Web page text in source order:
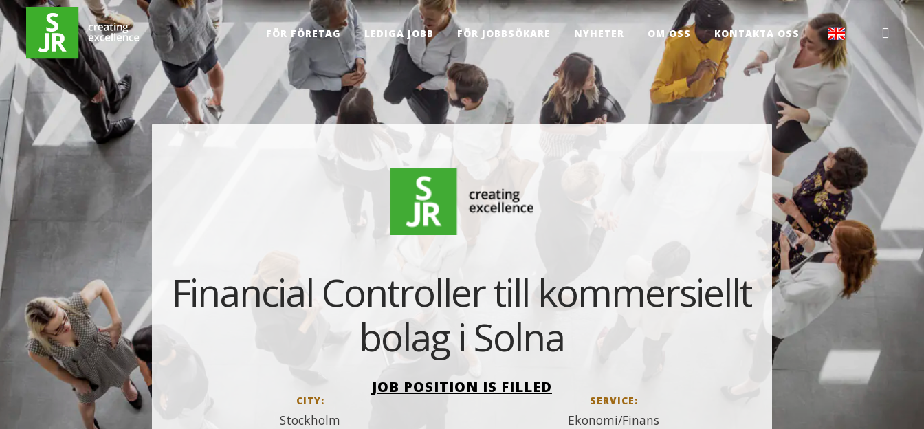
Hoppa till innehåll
FÖR FÖRETAG LEDIGA JOBB FÖR JOBBSÖKARE NYHETER OM OSS KONTAKTA OSS
JOB POSITION IS FILLED
CITY:
Stockholm
SERVICE:
Ekonomi/Finans
Financial Controller till kommersiellt
bolag i Solna